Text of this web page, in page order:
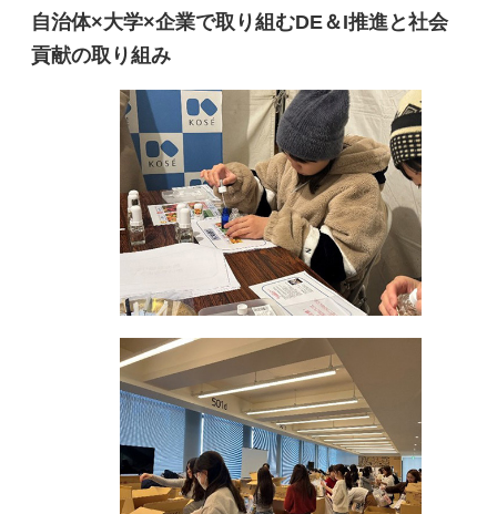
自治体×大学×企業で取り組むDE＆I推進と社会
貢献の取り組み